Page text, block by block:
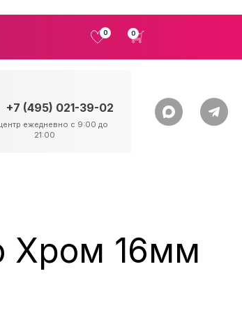
0 0
+7 (495) 021-39-02
ежедневно с 9:00 до
21:00
Хром 16мм